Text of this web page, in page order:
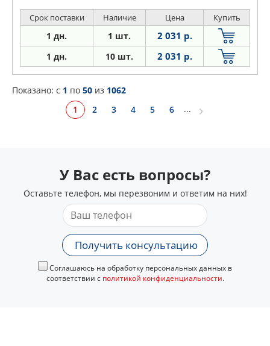
Срок поставки Наличие Цена Купить
1 дн. 1 шт. 2 031 р.
1 дн. 10 шт. 2 031 р.
Показано: c 1 по 50 из 1062
1
2 3 4 5 6 ...
У Вас есть вопросы?
Оставьте телефон, мы перезвоним и ответим на них!
Получить консультацию
Соглашаюсь на обработку персональных данных в
соответствии с политикой конфиденциальности.